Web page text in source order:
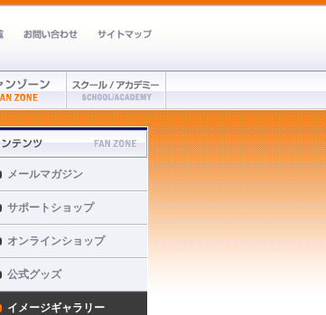
メールマガジン
サポートショップ
オンラインショップ
公式グッズ
イメージギャラリー